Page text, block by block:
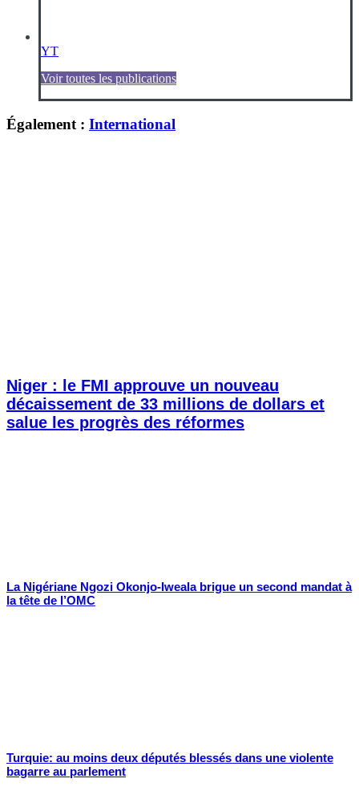
YT
Voir toutes les publications
Également : International
Niger : le FMI approuve un nouveau
décaissement de 33 millions de dollars et
salue les progrès des réformes
La Nigériane Ngozi Okonjo-Iweala brigue un second mandat à
la tête de l’OMC
Turquie: au moins deux députés blessés dans une violente
bagarre au parlement